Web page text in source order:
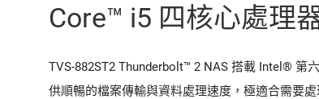
Core™ i5 四核心處理
TVS-882ST2 Thunderbolt™ 2 NAS 搭載 Intel® 第
供順暢的檔案傳輸與資料處理速度，極適合需要